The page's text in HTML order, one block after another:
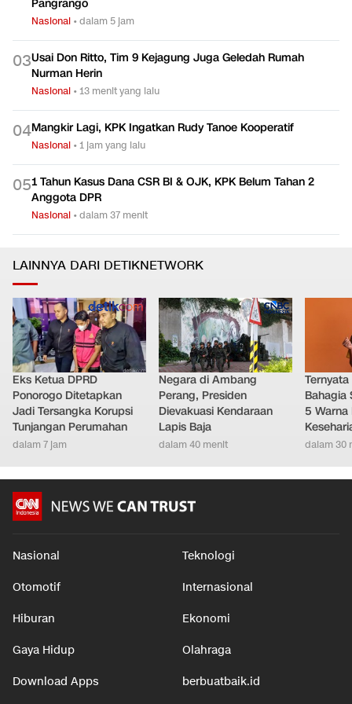
Pangrango
Nasional •dalam 5 jam
03Usai Don Ritto, Tim 9 Kejagung Juga Geledah Rumah
Nurman Herin
Nasional •13 menit yang lalu
04Mangkir Lagi, KPK Ingatkan Rudy Tanoe Kooperatif
Nasional •1 jam yang lalu
051 Tahun Kasus Dana CSR BI & OJK, KPK Belum Tahan 2
Anggota DPR
Nasional •dalam 37 menit
LAINNYA DARI DETIKNETWORK
Eks Ketua DPRD
Ponorogo Ditetapkan
Jadi Tersangka Korupsi
Tunjangan Perumahan
dalam 7 jam
Negara di Ambang
Perang, Presiden
Dievakuasi Kendaraan
Lapis Baja
dalam 40 menit
Bahagia
5
dalam 30
Nasional Teknologi
Otomotif Internasional
Hiburan Ekonomi
Gaya Hidup Olahraga
Download Apps berbuatbaik.id